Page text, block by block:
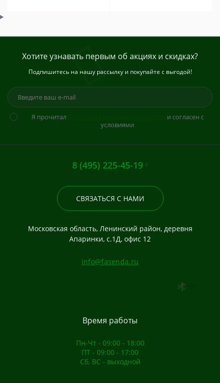
Хотите узнавать первым об акциях и скидках?
Подпишитесь на нашу рассылку и покупайте с выгодой!
Я прочитал
и согласен с
условиями
8 (495) 225-45-19
СВЯЗАТЬСЯ С НАМИ
Московская область, Ленинский район, деревня
Апаринки, с.1Д, офис 12
info@fasenda.ru
Время работы
Пн-Чт - 09:00 - 18:00
ПТ - 09:00 - 17:00
Сб, ВС - выходной